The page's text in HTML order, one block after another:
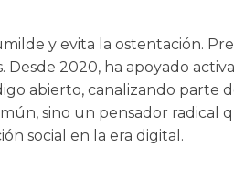
y evita la ostentación.
2020, ha apoyado
abierto, canalizando parte
sino un pensador radical
social en la era digital.